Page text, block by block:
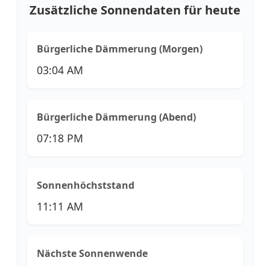
Zusätzliche Sonnendaten für heute
Bürgerliche Dämmerung (Morgen)
03:04 AM
Bürgerliche Dämmerung (Abend)
07:18 PM
Sonnenhöchststand
11:11 AM
Nächste Sonnenwende